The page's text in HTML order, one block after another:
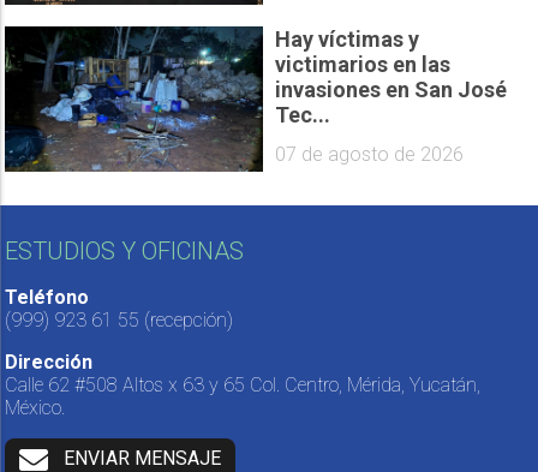
Hay víctimas y
victimarios en las
invasiones en San José
Tec...
07 de agosto de 2026
ESTUDIOS Y OFICINAS
Teléfono
(999) 923 61 55 (recepción)
Dirección
Calle 62 #508 Altos x 63 y 65 Col. Centro, Mérida, Yucatán,
México.
ENVIAR MENSAJE